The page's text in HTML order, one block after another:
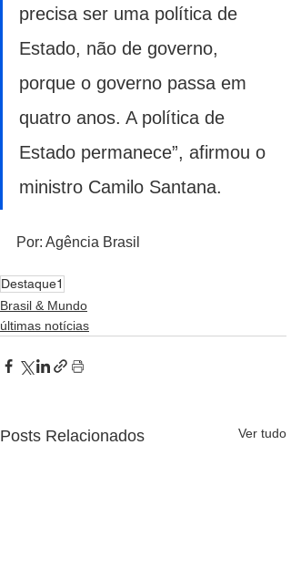
precisa ser uma política de
Estado, não de governo,
porque o governo passa em
quatro anos. A política de
Estado permanece”, afirmou o
ministro Camilo Santana.
Por: Agência Brasil
Destaque1
Brasil & Mundo
últimas notícias
Posts Relacionados Ver tudo